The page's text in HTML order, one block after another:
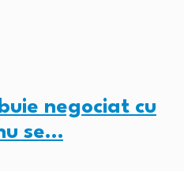
negociat cu
se…